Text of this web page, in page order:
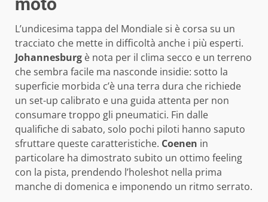
L’undicesima tappa del Mondiale si è corsa su un
tracciato che mette in difficoltà anche i più esperti.
Johannesburg è nota per il clima secco e un terreno
che sembra facile ma nasconde insidie: sotto la
superficie morbida c’è una terra dura che richiede
un set-up calibrato e una guida attenta per non
consumare troppo gli pneumatici. Fin dalle
qualifiche di sabato, solo pochi piloti hanno saputo
sfruttare queste caratteristiche. Coenen in
particolare ha dimostrato subito un ottimo feeling
con la pista, prendendo l’holeshot nella prima
manche di domenica e imponendo un ritmo serrato.